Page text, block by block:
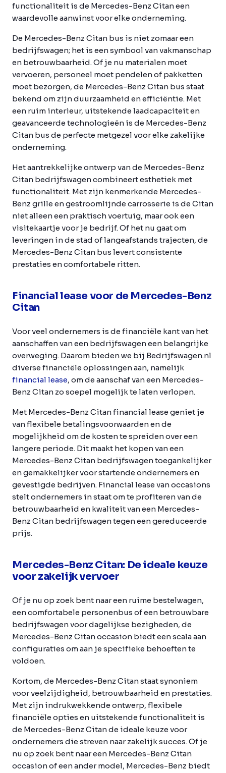
functionaliteit is de Mercedes-Benz Citan een
waardevolle aanwinst voor elke onderneming.
De Mercedes-Benz Citan bus is niet zomaar een
bedrijfswagen; het is een symbool van vakmanschap
en betrouwbaarheid. Of je nu materialen moet
vervoeren, personeel moet pendelen of pakketten
moet bezorgen, de Mercedes-Benz Citan bus staat
bekend om zijn duurzaamheid en efficiëntie. Met
een ruim interieur, uitstekende laadcapaciteit en
geavanceerde technologieën is de Mercedes-Benz
Citan bus de perfecte metgezel voor elke zakelijke
onderneming.
Het aantrekkelijke ontwerp van de Mercedes-Benz
Citan bedrijfswagen combineert esthetiek met
functionaliteit. Met zijn kenmerkende Mercedes-
Benz grille en gestroomlijnde carrosserie is de Citan
niet alleen een praktisch voertuig, maar ook een
visitekaartje voor je bedrijf. Of het nu gaat om
leveringen in de stad of langeafstands trajecten, de
Mercedes-Benz Citan bus levert consistente
prestaties en comfortabele ritten.
Financial lease voor de Mercedes-Benz
Citan
Voor veel ondernemers is de financiële kant van het
aanschaffen van een bedrijfswagen een belangrijke
overweging. Daarom bieden we bij Bedrijfswagen.nl
diverse financiële oplossingen aan, namelijk
financial lease, om de aanschaf van een Mercedes-
Benz Citan zo soepel mogelijk te laten verlopen.
Met Mercedes-Benz Citan financial lease geniet je
van flexibele betalingsvoorwaarden en de
mogelijkheid om de kosten te spreiden over een
langere periode. Dit maakt het kopen van een
Mercedes-Benz Citan bedrijfswagen toegankelijker
en gemakkelijker voor startende ondernemers en
gevestigde bedrijven. Financial lease van occasions
stelt ondernemers in staat om te profiteren van de
betrouwbaarheid en kwaliteit van een Mercedes-
Benz Citan bedrijfswagen tegen een gereduceerde
prijs.
Mercedes-Benz Citan: De ideale keuze
voor zakelijk vervoer
Of je nu op zoek bent naar een ruime bestelwagen,
een comfortabele personenbus of een betrouwbare
bedrijfswagen voor dagelijkse bezigheden, de
Mercedes-Benz Citan occasion biedt een scala aan
configuraties om aan je specifieke behoeften te
voldoen.
Kortom, de Mercedes-Benz Citan staat synoniem
voor veelzijdigheid, betrouwbaarheid en prestaties.
Met zijn indrukwekkende ontwerp, flexibele
financiële opties en uitstekende functionaliteit is
de Mercedes-Benz Citan de ideale keuze voor
ondernemers die streven naar zakelijk succes. Of je
nu op zoek bent naar een Mercedes-Benz Citan
occasion of een ander model, Mercedes-Benz biedt